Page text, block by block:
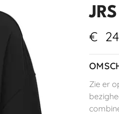
JRS
€
Zie er